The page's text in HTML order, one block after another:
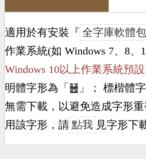
適用於有安裝『 全字庫軟體包
作業系統(如 Windows 7、8、
Windows 10以上作業系統預
明體字形為「 ䷶ 」； 標楷體
無需下載，以避免造成字形
用該字形，請 點我 見字形下